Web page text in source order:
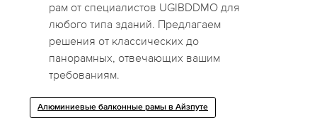
рам от специалистов UGIBDDMO для
любого типа зданий. Предлагаем
решения от классических до
панорамных, отвечающих вашим
требованиям.
Алюминиевые балконные рамы в Айзпуте